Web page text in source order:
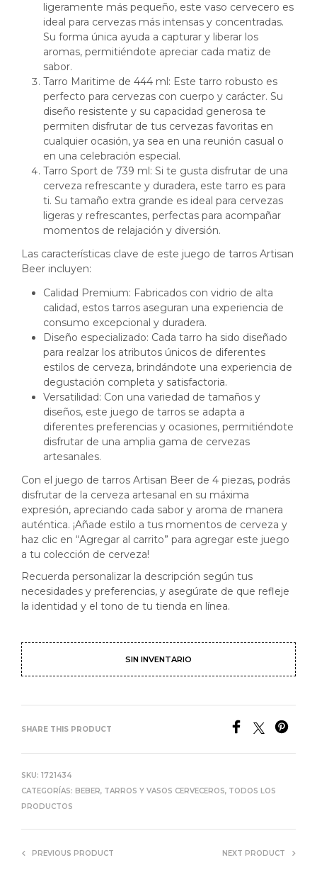
ligeramente más pequeño, este vaso cervecero es
ideal para cervezas más intensas y concentradas.
Su forma única ayuda a capturar y liberar los
aromas, permitiéndote apreciar cada matiz de
sabor.
Tarro Maritime de 444 ml: Este tarro robusto es
perfecto para cervezas con cuerpo y carácter. Su
diseño resistente y su capacidad generosa te
permiten disfrutar de tus cervezas favoritas en
cualquier ocasión, ya sea en una reunión casual o
en una celebración especial.
Tarro Sport de 739 ml: Si te gusta disfrutar de una
cerveza refrescante y duradera, este tarro es para
ti. Su tamaño extra grande es ideal para cervezas
ligeras y refrescantes, perfectas para acompañar
momentos de relajación y diversión.
Las características clave de este juego de tarros Artisan
Beer incluyen:
Calidad Premium: Fabricados con vidrio de alta
calidad, estos tarros aseguran una experiencia de
consumo excepcional y duradera.
Diseño especializado: Cada tarro ha sido diseñado
para realzar los atributos únicos de diferentes
estilos de cerveza, brindándote una experiencia de
degustación completa y satisfactoria.
Versatilidad: Con una variedad de tamaños y
diseños, este juego de tarros se adapta a
diferentes preferencias y ocasiones, permitiéndote
disfrutar de una amplia gama de cervezas
artesanales.
Con el juego de tarros Artisan Beer de 4 piezas, podrás
disfrutar de la cerveza artesanal en su máxima
expresión, apreciando cada sabor y aroma de manera
auténtica. ¡Añade estilo a tus momentos de cerveza y
haz clic en “Agregar al carrito” para agregar este juego
a tu colección de cerveza!
Recuerda personalizar la descripción según tus
necesidades y preferencias, y asegúrate de que refleje
la identidad y el tono de tu tienda en línea.
SIN INVENTARIO
SHARE THIS PRODUCT
SKU: 1721434
CATEGORÍAS: BEBER, TARROS Y VASOS CERVECEROS, TODOS LOS
PRODUCTOS
PREVIOUS PRODUCT NEXT PRODUCT